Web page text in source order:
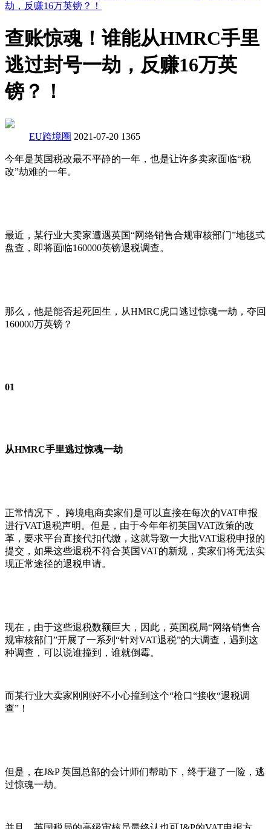
劫，反赚16万英镑？！
查账惊魂！谁能从HMRC手里
逃过封号一劫，反赚16万英
镑？！
EU跨境圈 2021-07-20 1365
今年是英国税改最不平静的一年，也是让许多卖家面临“税
改”劫难的一年。
最近，某行业大卖家遭遇英国“网络销售合规审核部门”地毯式
盘查，即将面临160000英镑退税调查。
那么，他是能否起死回生，从HMRC虎口逃过惊魂一劫，夺回
160000万英镑？
01
从HMRC手里逃过惊魂一劫
正常情况下， 跨境电商卖家们是可以直接在每次的VAT申报
进行VAT退税声明。但是，由于今年年初英国VAT政策的改
革，要求平台直接代扣代缴，这就导致一大批VAT退税申报的
提交，如果这些退税不符合英国VAT的新规，卖家们将无法实
现正常途径的退税申请。
现在，由于这些退税数额巨大，因此，英国税局“网络销售合
规审核部门”开展了一系列“针对VAT退税”的大调查，遇到这
种调查，可以说谁撞到，谁就倒霉。
而某行业大卖家刚刚好不小心撞到这个“枪口“接收“退税调
查”！
但是，在J&P 英国总部的会计师们帮助下，终于避了一险，逃
过惊魂一劫。